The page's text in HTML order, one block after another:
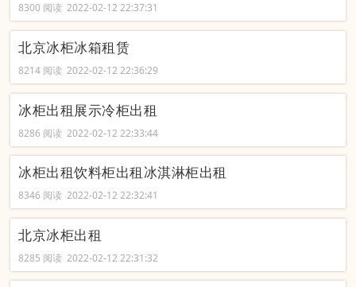
8300 阅读 2022-02-12 22:37:31
北京冰柜冰箱租赁
8214 阅读 2022-02-12 22:36:29
冰柜出租展示冷柜出租
8286 阅读 2022-02-12 22:33:44
冰柜出租饮料柜出租冰淇淋柜出租
8346 阅读 2022-02-12 22:32:41
北京冰柜出租
8285 阅读 2022-02-12 22:31:32